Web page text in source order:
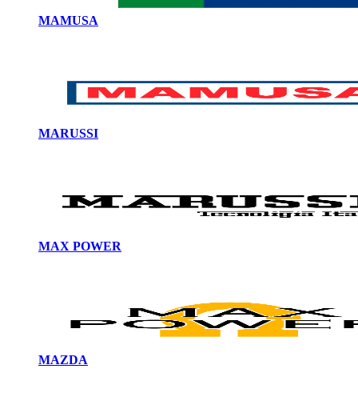
MAMUSA
MARUSSI
MAX POWER
MAZDA